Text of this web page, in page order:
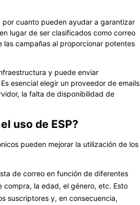
por cuanto pueden ayudar a garantizar
lugar de ser clasificados como correo
las campañas al proporcionar potentes
y puede enviar
esencial elegir un proveedor de emails
la falta de disponibilidad de
uso de ESP?
pueden mejorar la utilización de los
de correo en función de diferentes
la edad, el género, etc. Esto
suscriptores y, en consecuencia,